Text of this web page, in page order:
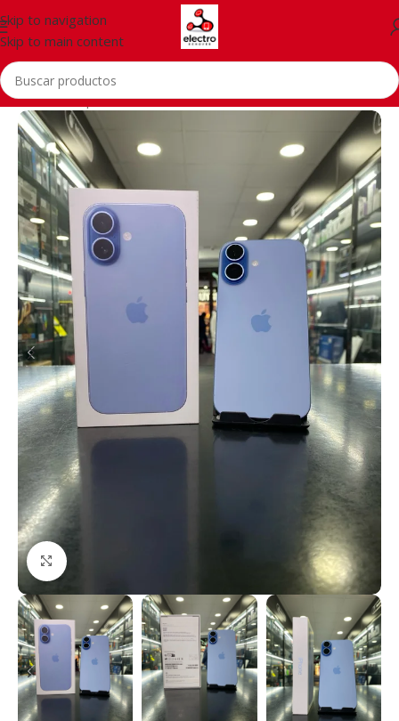
Skip to navigation
Skip to main content
Inicio/Smartphones/Accessories
Click to enlarge